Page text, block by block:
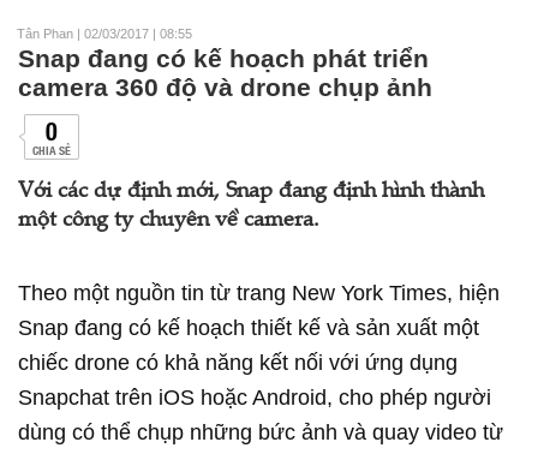
Tân Phan | 02/03/2017 | 08:55
Snap đang có kế hoạch phát triển
camera 360 độ và drone chụp ảnh
0
CHIA SẺ
Với các dự định mới, Snap đang định hình thành
một công ty chuyên về camera.
Theo một nguồn tin từ trang New York Times, hiện
Snap đang có kế hoạch thiết kế và sản xuất một
chiếc drone có khả năng kết nối với ứng dụng
Snapchat trên iOS hoặc Android, cho phép người
dùng có thể chụp những bức ảnh và quay video từ